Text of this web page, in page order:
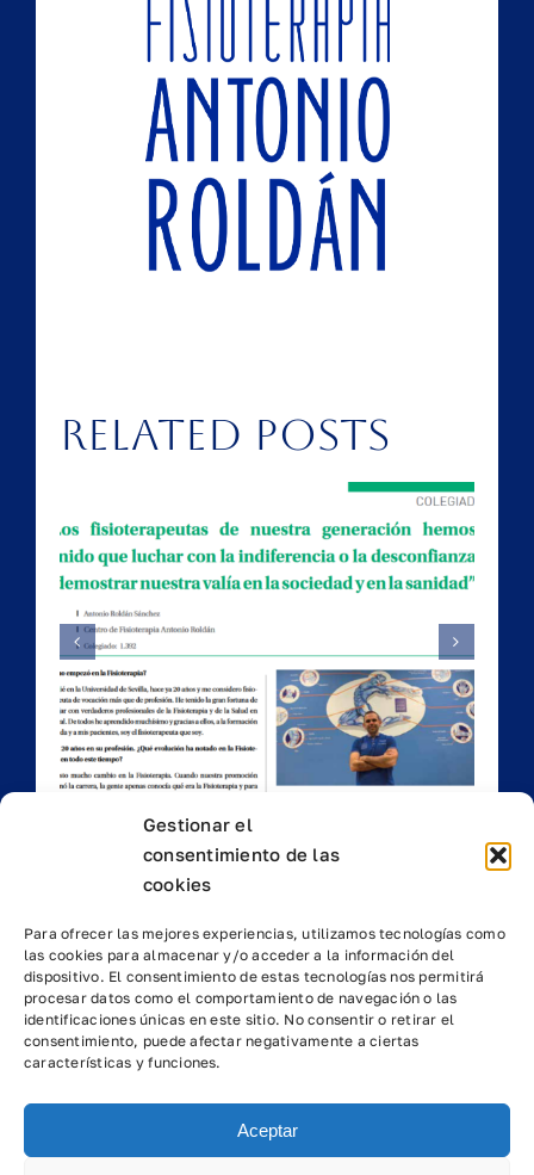
Gestionar el
consentimiento de las
cookies
Para ofrecer las mejores experiencias, utilizamos tecnologías como
las cookies para almacenar y/o acceder a la información del
dispositivo. El consentimiento de estas tecnologías nos permitirá
procesar datos como el comportamiento de navegación o las
identificaciones únicas en este sitio. No consentir o retirar el
consentimiento, puede afectar negativamente a ciertas
características y funciones.
Aceptar
Related Posts
© 2024 Centro de Fisioterapia Antonio Roldán S.L., CIF: B-
Avda. Luis Montoto 107-113, Edificio Cristal B, Planta 2,